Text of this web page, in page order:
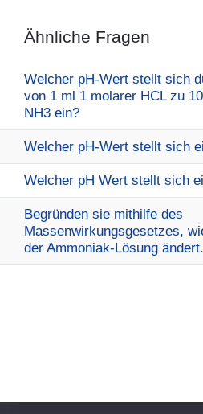
Ähnliche Fragen
Welcher pH-Wert stellt sich
von 1 ml 1 molarer HCL zu
NH3 ein?
Welcher pH-Wert stellt sich
Welcher pH Wert stellt sich
Begründen sie mithilfe des
Massenwirkungsgesetzes,
der Ammoniak-Lösung ändert.